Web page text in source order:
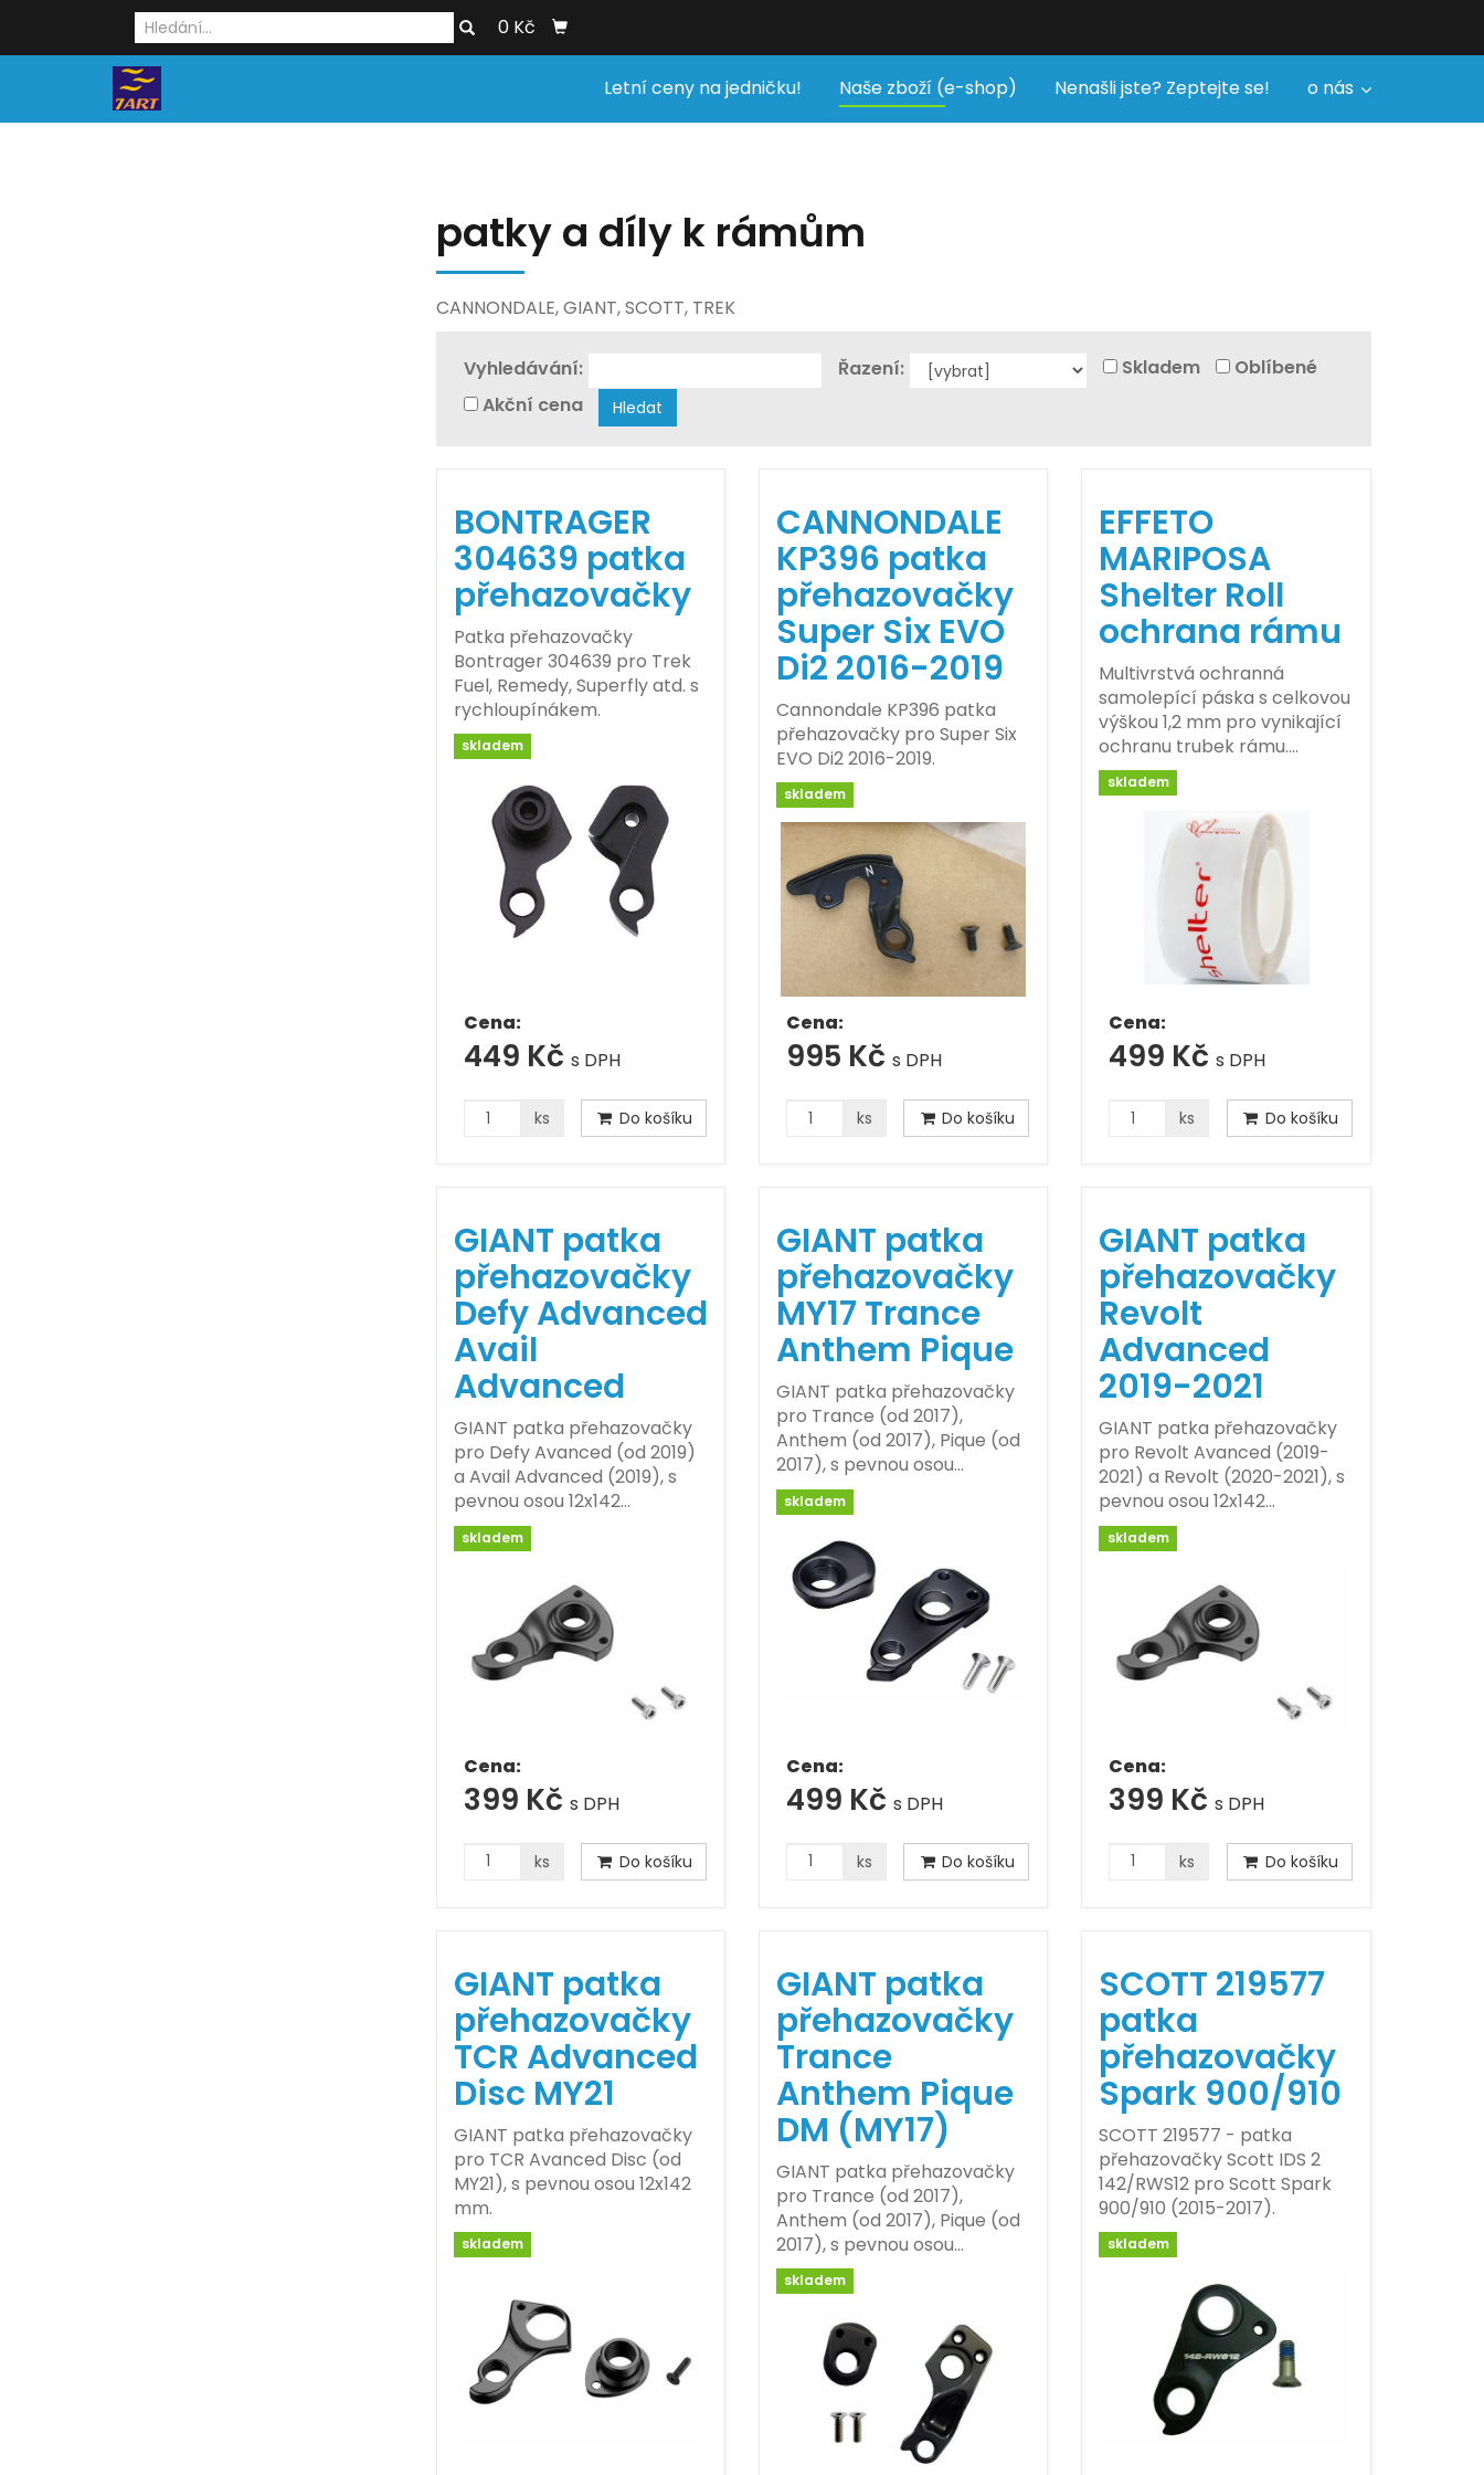
0 Kč
Letní ceny na jedničku! Naše zboží (e-shop) Nenašli jste? Zeptejte se! o nás
patky a díly k rámům
CANNONDALE, GIANT, SCOTT, TREK
Vyhledávání: Řazení: Skladem
Oblíbené
Akční cena
Hledat
BONTRAGER
304639 patka
přehazovačky
Patka přehazovačky
Bontrager 304639 pro Trek
Fuel, Remedy, Superfly atd. s
rychloupínákem.
skladem
Cena:
449 Kč s DPH
ks Do košíku
CANNONDALE
KP396 patka
přehazovačky
Super Six EVO
Di2 2016-2019
Cannondale KP396 patka
přehazovačky pro Super Six
EVO Di2 2016-2019.
skladem
Cena:
995 Kč s DPH
ks Do košíku
EFFETO
MARIPOSA
Shelter Roll
ochrana rámu
Multivrstvá ochranná
samolepící páska s celkovou
výškou 1,2 mm pro vynikající
ochranu trubek rámu.…
skladem
Cena:
499 Kčs DPH
ks Do košíku
GIANT patka
přehazovačky
Defy Advanced
Avail
Advanced
GIANT patka přehazovačky
pro Defy Avanced (od 2019)
a Avail Advanced (2019), s
pevnou osou 12x142…
skladem
Cena:
399 Kč s DPH
ks Do košíku
GIANT patka
přehazovačky
MY17 Trance
Anthem Pique
GIANT patka přehazovačky
pro Trance (od 2017),
Anthem (od 2017), Pique (od
2017), s pevnou osou…
skladem
Cena:
499 Kč s DPH
ks Do košíku
GIANT patka
přehazovačky
Revolt
Advanced
2019-2021
GIANT patka přehazovačky
pro Revolt Avanced (2019-
2021) a Revolt (2020-2021), s
pevnou osou 12x142…
skladem
Cena:
399 Kčs DPH
ks Do košíku
GIANT patka
přehazovačky
TCR Advanced
Disc MY21
GIANT patka přehazovačky
pro TCR Avanced Disc (od
MY21), s pevnou osou 12x142
mm.
skladem
GIANT patka
přehazovačky
Trance
Anthem Pique
DM (MY17)
GIANT patka přehazovačky
pro Trance (od 2017),
Anthem (od 2017), Pique (od
2017), s pevnou osou…
skladem
SCOTT 219577
patka
přehazovačky
Spark 900/910
SCOTT 219577 - patka
přehazovačky Scott IDS 2
142/RWS12 pro Scott Spark
900/910 (2015-2017).
skladem